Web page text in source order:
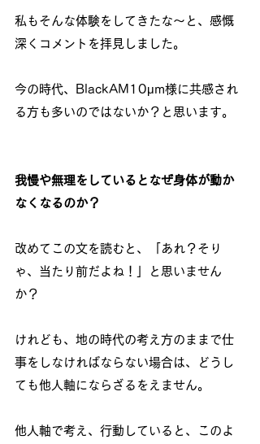
私もそんな体験をしてきたな～と、感慨
深くコメントを拝見しました。
今の時代、BlackAM10μm様に共感され
る方も多いのではないか？と思います。
我慢や無理をしているとなぜ身体が動か
なくなるのか？
改めてこの文を読むと、「あれ？そり
ゃ、当たり前だよね！」と思いません
か？
けれども、地の時代の考え方のままで仕
事をしなければならない場合は、どうし
ても他人軸にならざるをえません。
他人軸で考え、行動していると、このよ